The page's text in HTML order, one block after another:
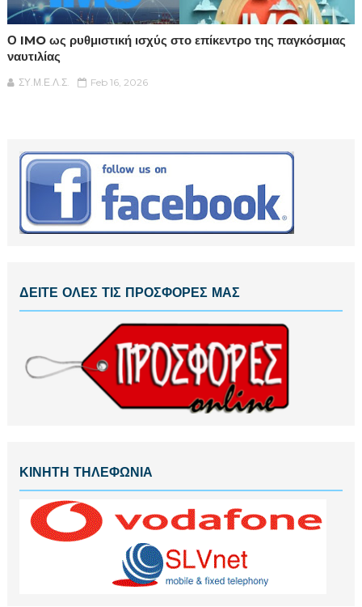
Ο IMO ως ρυθμιστική ισχύς στο επίκεντρο της παγκόσμιας
ναυτιλίας
ΣΥ.Μ.Ε.Λ.Σ. Feb 16, 2026
ΔΕΙΤΕ ΟΛΕΣ ΤΙΣ ΠΡΟΣΦΟΡΕΣ ΜΑΣ
ΚΙΝΗΤΗ ΤΗΛΕΦΩΝΙΑ